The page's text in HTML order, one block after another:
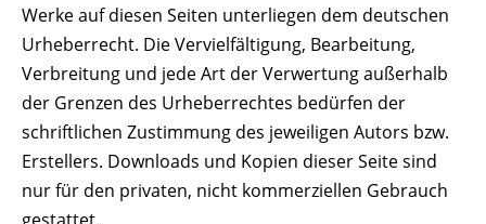
Werke auf diesen Seiten unterliegen dem deutschen
Urheberrecht. Die Vervielfältigung, Bearbeitung,
Verbreitung und jede Art der Verwertung außerhalb
der Grenzen des Urheberrechtes bedürfen der
schriftlichen Zustimmung des jeweiligen Autors bzw.
Erstellers. Downloads und Kopien dieser Seite sind
nur für den privaten, nicht kommerziellen Gebrauch